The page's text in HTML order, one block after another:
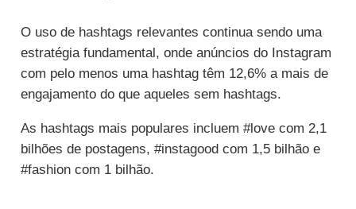
O uso de hashtags relevantes continua sendo uma
estratégia fundamental, onde anúncios do Instagram
com pelo menos uma hashtag têm 12,6% a mais de
engajamento do que aqueles sem hashtags.
As hashtags mais populares incluem #love com 2,1
bilhões de postagens, #instagood com 1,5 bilhão e
#fashion com 1 bilhão.